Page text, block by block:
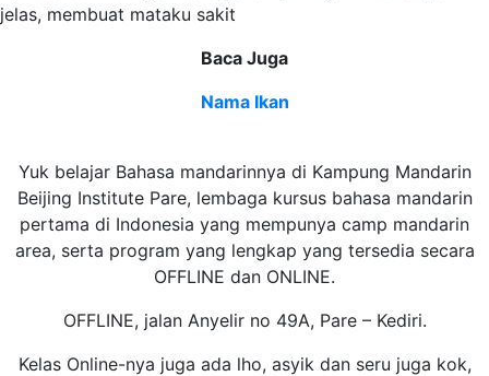
jelas, membuat mataku sakit
Baca Juga
Nama Ikan
Yuk belajar Bahasa mandarinnya di Kampung Mandarin
Beijing Institute Pare, lembaga kursus bahasa mandarin
pertama di Indonesia yang mempunya camp mandarin
area, serta program yang lengkap yang tersedia secara
OFFLINE dan ONLINE.
OFFLINE, jalan Anyelir no 49A, Pare – Kediri.
Kelas Online-nya juga ada lho, asyik dan seru juga kok,